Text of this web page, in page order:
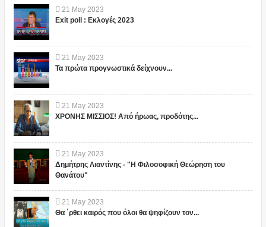
21 May 2023
Exit poll : Εκλογές 2023
21 May 2023
Τα πρώτα προγνωστικά δείχνουν...
21 May 2023
ΧΡΟΝΗΣ ΜΙΣΣΙΟΣ! Από ήρωας, προδότης...
21 May 2023
Δημήτρης Λιαντίνης - "Η Φιλοσοφική Θεώρηση του
Θανάτου"
21 May 2023
Θα ΄ρθει καιρός που όλοι θα ψηφίζουν τον...